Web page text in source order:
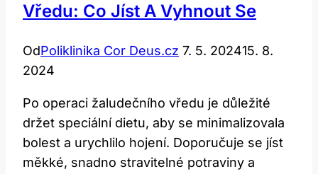
Vředu: Co Jíst A Vyhnout Se
OdPoliklinika Cor Deus.cz 7. 5. 202415. 8.
2024
Po operaci žaludečního vředu je důležité
držet speciální dietu, aby se minimalizovala
bolest a urychlilo hojení. Doporučuje se jíst
měkké, snadno stravitelné potraviny a